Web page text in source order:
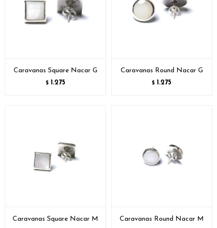
Caravanas Square Nacar G
$ 1.275
Caravanas Round Nacar G
$ 1.275
Caravanas Square Nacar M Caravanas Round Nacar M